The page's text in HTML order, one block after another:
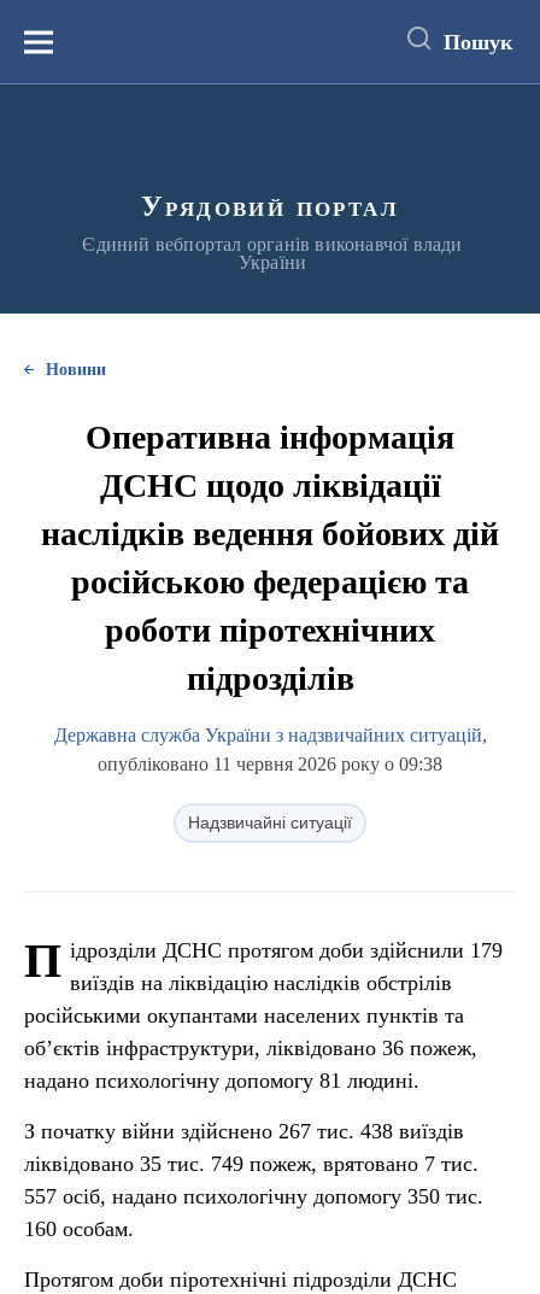
вмістуМеню Пошук
Урядовий портал
Єдиний вебпортал органів виконавчої влади
України
Новини
Оперативна інформація
ДСНС щодо ліквідації
наслідків ведення бойових дій
російською федерацією та
роботи піротехнічних
підрозділів
Державна служба України з надзвичайних ситуацій,
опубліковано 11 червня 2026 року о 09:38
Надзвичайні ситуації
П ідрозділи ДСНС протягом доби здійснили 179
виїздів на ліквідацію наслідків обстрілів
російськими окупантами населених пунктів та
об’єктів інфраструктури, ліквідовано 36 пожеж,
надано психологічну допомогу 81 людині.
З початку війни здійснено 267 тис. 438 виїздів
ліквідовано 35 тис. 749 пожеж, врятовано 7 тис.
557 осіб, надано психологічну допомогу 350 тис.
160 особам.
Протягом доби піротехнічні підрозділи ДСНС